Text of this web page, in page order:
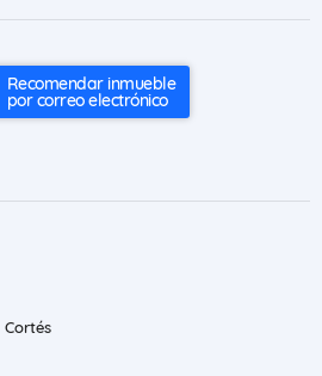
Recomendar inmueble
por correo electrónico
Cortés